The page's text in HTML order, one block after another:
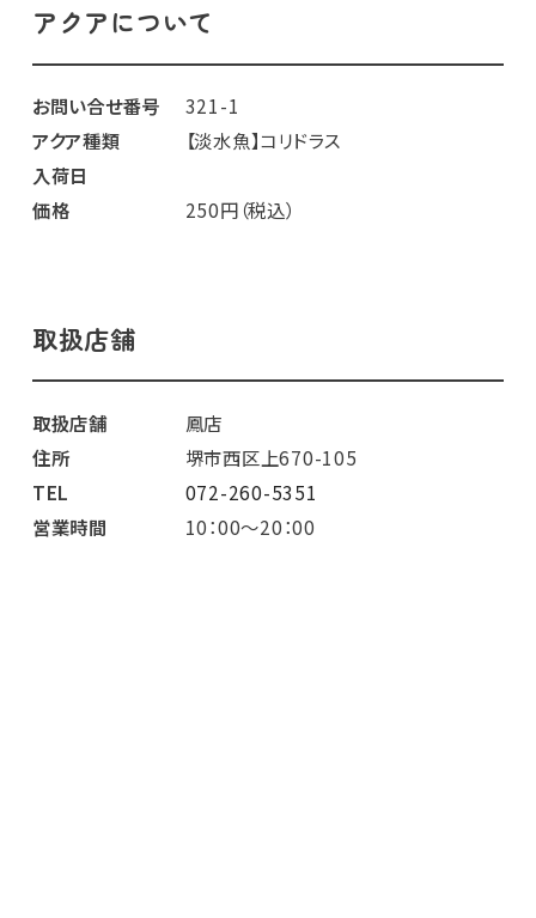
アクアについて
お問い合せ番号
321-1
アクア種類
【淡水魚】コリドラス
入荷日
価格
250円（税込）
取扱店舗
取扱店舗
鳳店
住所
堺市西区上670-105
TEL
072-260-5351
営業時間
10：00～20：00